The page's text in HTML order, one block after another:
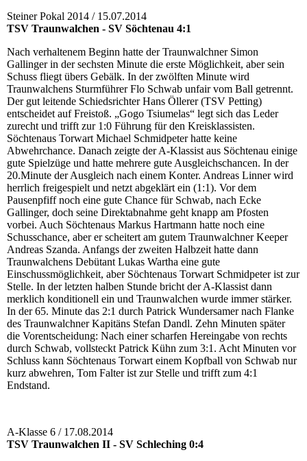
Steiner Pokal 2014 / 15.07.2014
TSV Traunwalchen - SV Söchtenau 4:1
Nach verhaltenem Beginn hatte der Traunwalchner Simon
Gallinger in der sechsten Minute die erste Möglichkeit, aber sein
Schuss fliegt übers Gebälk. In der zwölften Minute wird
Traunwalchens Sturmführer Flo Schwab unfair vom Ball getrennt.
Der gut leitende Schiedsrichter Hans Öllerer (TSV Petting)
entscheidet auf Freistoß. „Gogo Tsiumelas“ legt sich das Leder
zurecht und trifft zur 1:0 Führung für den Kreisklassisten.
Söchtenaus Torwart Michael Schmidpeter hatte keine
Abwehrchance. Danach zeigte der A-Klassist aus Söchtenau einige
gute Spielzüge und hatte mehrere gute Ausgleichschancen. In der
20.Minute der Ausgleich nach einem Konter. Andreas Linner wird
herrlich freigespielt und netzt abgeklärt ein (1:1). Vor dem
Pausenpfiff noch eine gute Chance für Schwab, nach Ecke
Gallinger, doch seine Direktabnahme geht knapp am Pfosten
vorbei. Auch Söchtenaus Markus Hartmann hatte noch eine
Schusschance, aber er scheitert am gutem Traunwalchner Keeper
Andreas Szanda. Anfangs der zweiten Halbzeit hatte dann
Traunwalchens Debütant Lukas Wartha eine gute
Einschussmöglichkeit, aber Söchtenaus Torwart Schmidpeter ist zur
Stelle. In der letzten halben Stunde bricht der A-Klassist dann
merklich konditionell ein und Traunwalchen wurde immer stärker.
In der 65. Minute das 2:1 durch Patrick Wundersamer nach Flanke
des Traunwalchner Kapitäns Stefan Dandl. Zehn Minuten später
die Vorentscheidung: Nach einer scharfen Hereingabe von rechts
durch Schwab, vollsteckt Patrick Kühn zum 3:1. Acht Minuten vor
Schluss kann Söchtenaus Torwart einem Kopfball von Schwab nur
kurz abwehren, Tom Falter ist zur Stelle und trifft zum 4:1
Endstand.
A-Klasse 6 / 17.08.2014
TSV Traunwalchen II - SV Schleching 0:4